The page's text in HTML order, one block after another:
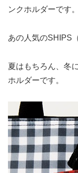
ンクホルダーです。
あの人気のSHIPS
夏はもちろん、冬
ホルダーです。